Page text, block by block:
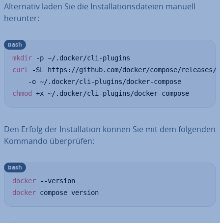
Al­ter­na­tiv laden Sie die In­stal­la­ti­ons­da­tei­en manuell
herunter:
mkdir
curl
-SL https://github.com/docker/compose/
chmod
+x ~/.docker/cli-plugins/docker-compose
bash
Den Erfolg der In­stal­la­ti­on können Sie mit dem folgenden
Kommando über­prü­fen:
docker
docker compose version
bash